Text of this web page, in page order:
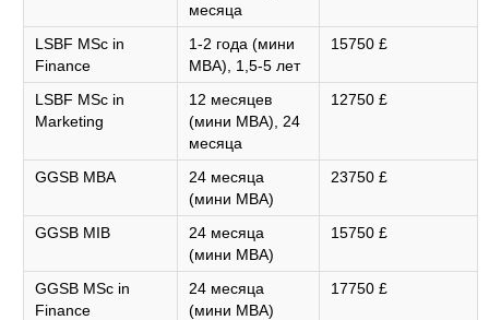
месяца
LSBF MSc in
Finance
1-2 года (мини
MBA), 1,5-5 лет
15750 £
LSBF MSc in
Marketing
12 месяцев
(мини MBA), 24
месяца
12750 £
GGSB MBA
24 месяца
(мини MBA)
23750 £
GGSB MIB
24 месяца
(мини MBA)
15750 £
GGSB MSc in
Finance
24 месяца
(мини MBA)
17750 £